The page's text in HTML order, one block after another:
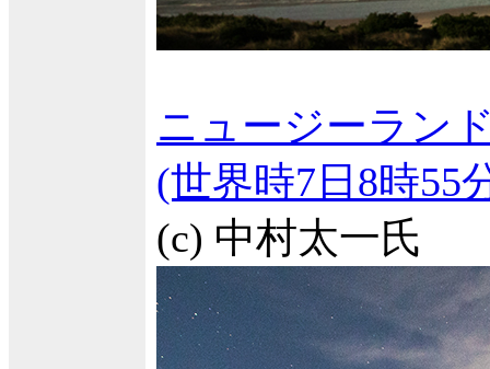
ニュージーラン
(世界時7日8時55
(c) 中村太一氏